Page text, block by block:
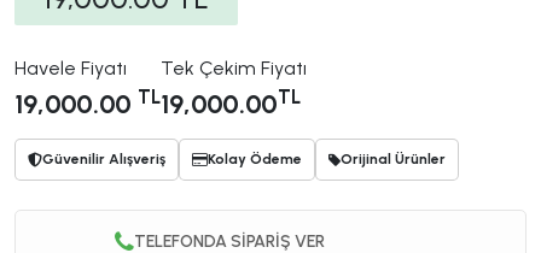
Havele Fiyatı
19,000.00 TL
Tek Çekim Fiyatı
19,000.00TL
Güvenilir Alışveriş Kolay Ödeme Orijinal Ürünler
TELEFONDA SİPARİŞ VER